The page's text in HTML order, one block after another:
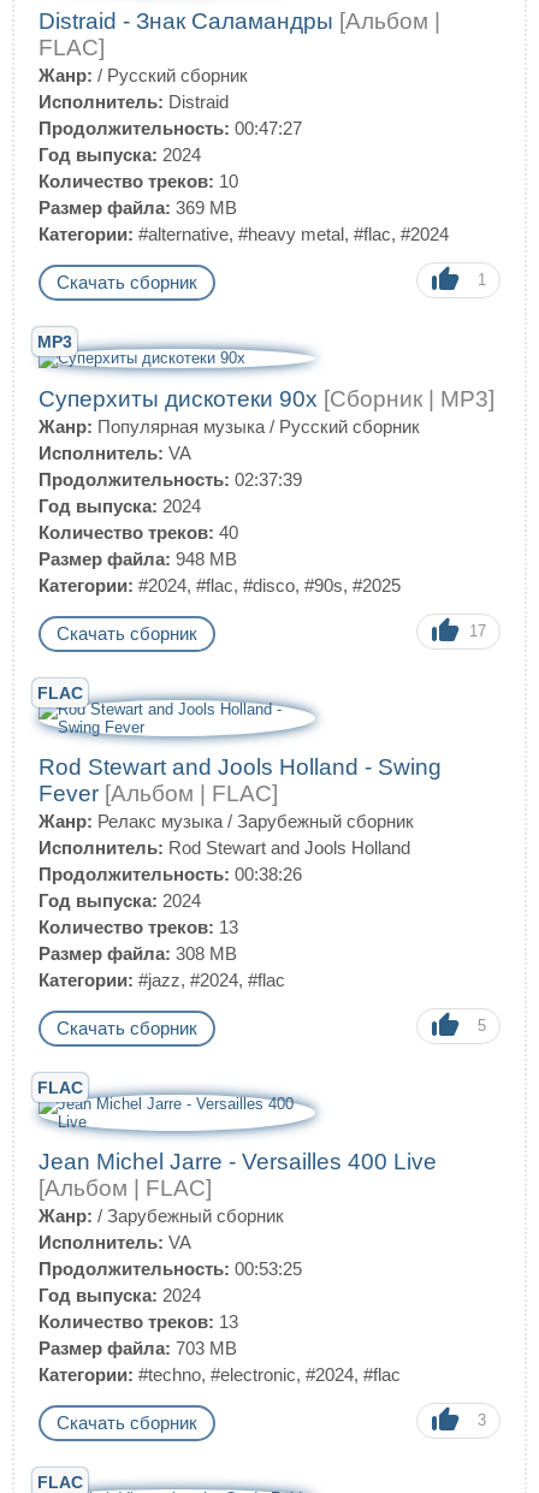
Distraid - Знак Саламандры [Альбом |
FLAC]
Жанр: / Русский сборник
Исполнитель: Distraid
Продолжительность: 00:47:27
Год выпуска: 2024
Количество треков: 10
Размер файла: 369 MB
Категории: #alternative, #heavy metal, #flac, #2024
Скачать сборник 1
MP3
Суперхиты дискотеки 90х [Сборник | MP3]
Жанр: Популярная музыка / Русский сборник
Исполнитель: VA
Продолжительность: 02:37:39
Год выпуска: 2024
Количество треков: 40
Размер файла: 948 MB
Категории: #2024, #flac, #disco, #90s, #2025
Скачать сборник 17
FLAC
Rod Stewart and Jools Holland - Swing
Fever [Альбом | FLAC]
Жанр: Релакс музыка / Зарубежный сборник
Исполнитель: Rod Stewart and Jools Holland
Продолжительность: 00:38:26
Год выпуска: 2024
Количество треков: 13
Размер файла: 308 MB
Категории: #jazz, #2024, #flac
Скачать сборник 5
FLAC
Jean Michel Jarre - Versailles 400 Live
[Альбом | FLAC]
Жанр: / Зарубежный сборник
Исполнитель: VA
Продолжительность: 00:53:25
Год выпуска: 2024
Количество треков: 13
Размер файла: 703 MB
Категории: #techno, #electronic, #2024, #flac
Скачать сборник 3
FLAC